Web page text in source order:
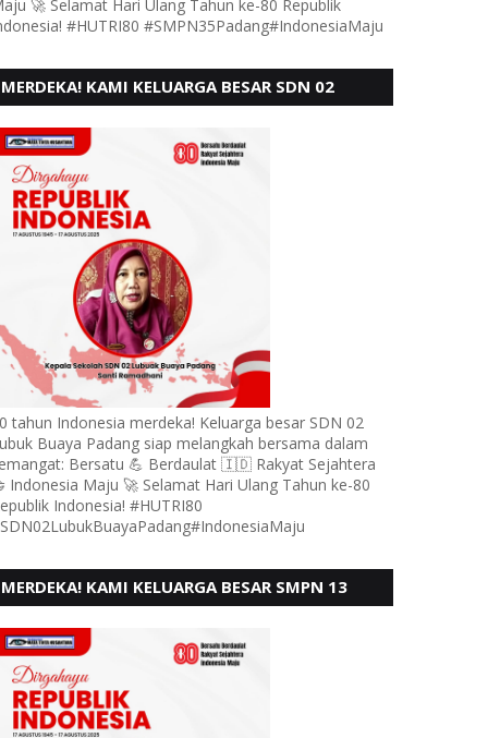
🚀 Selamat Hari Ulang Tahun ke-80 Republik
#HUTRI80 #SMPN35Padang#IndonesiaMaju
MERDEKA! KAMI KELUARGA BESAR SDN 02
MENGUCAPKAN HUT RI KE - 80,
tahun Indonesia merdeka! Keluarga besar SDN 02
Buaya Padang siap melangkah bersama dalam
Bersatu 💪 Berdaulat 🇮🇩 Rakyat Sejahtera
Indonesia Maju 🚀 Selamat Hari Ulang Tahun ke-80
Indonesia! #HUTRI80
MERDEKA! KAMI KELUARGA BESAR SMPN 13